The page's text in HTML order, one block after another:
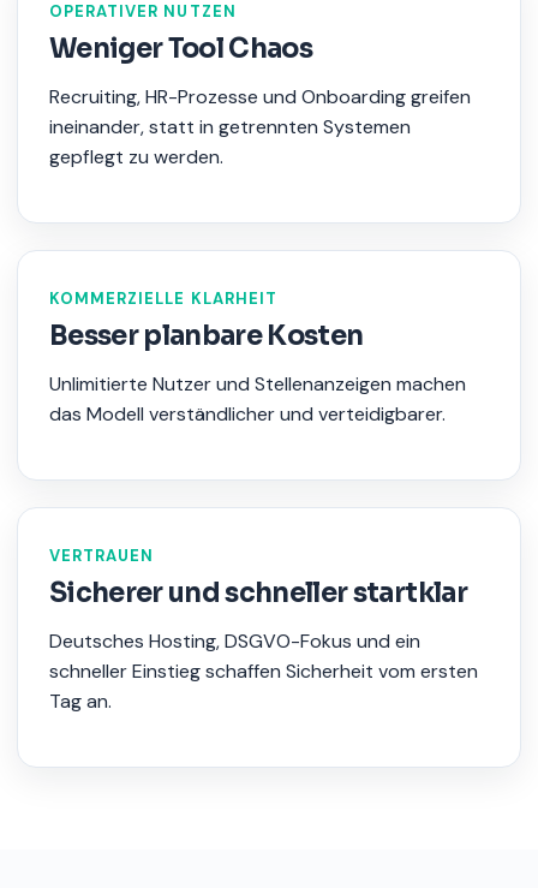
OPERATIVER NUTZEN
Weniger Tool Chaos
Recruiting, HR-Prozesse und Onboarding greifen
ineinander, statt in getrennten Systemen
gepflegt zu werden.
KOMMERZIELLE KLARHEIT
Besser planbare Kosten
Unlimitierte Nutzer und Stellenanzeigen machen
das Modell verständlicher und verteidigbarer.
VERTRAUEN
Sicherer und schneller startklar
Deutsches Hosting, DSGVO-Fokus und ein
schneller Einstieg schaffen Sicherheit vom ersten
Tag an.